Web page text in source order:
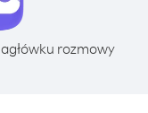
rozmowy